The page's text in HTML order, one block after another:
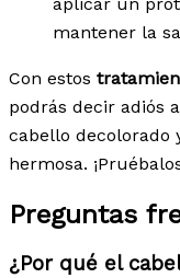
mantener la
Con estos
podrás decir adiós
cabello decolorado
hermosa.
Preguntas
¿Por qué el